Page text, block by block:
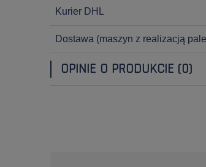
Kurier DHL
Dostawa (maszyn z realizacją
OPINIE O PRODUKCIE (0)